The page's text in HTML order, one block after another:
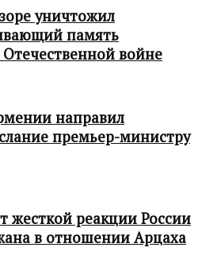
уничтожил
память
войне
направил
премьер-министру
жесткой реакции России
в отношении Арцаха